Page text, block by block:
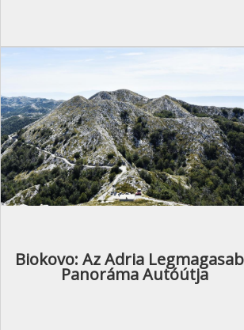
Biokovo: Az Adria
Panoráma Autóútja